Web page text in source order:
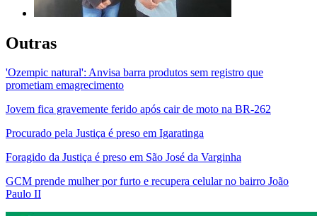
Outras
'Ozempic natural': Anvisa barra produtos sem registro que
prometiam emagrecimento
Jovem fica gravemente ferido após cair de moto na BR-262
Procurado pela Justiça é preso em Igaratinga
Foragido da Justiça é preso em São José da Varginha
GCM prende mulher por furto e recupera celular no bairro João
Paulo II